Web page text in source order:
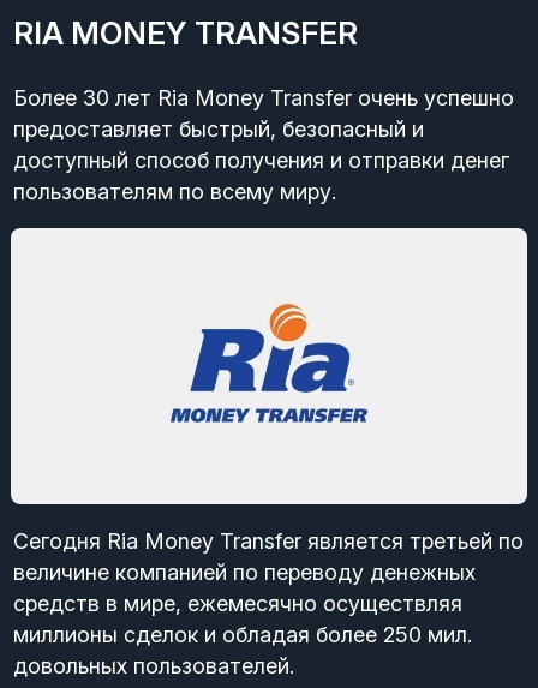
RIA MONEY TRANSFER
Более 30 лет Ria Money Transfer очень успешно
предоставляет быстрый, безопасный и
доступный способ получения и отправки денег
пользователям по всему миру.
Сегодня Ria Money Transfer является третьей по
величине компанией по переводу денежных
средств в мире, ежемесячно осуществляя
миллионы сделок и обладая более 250 мил.
довольных пользователей.